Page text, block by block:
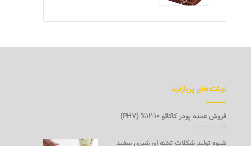
نوشته‌های پربازدید
فروش عمده پودر کاکائو 10-12% (PH7)
شیوه تولید شکلات تخته ای شیری سفید